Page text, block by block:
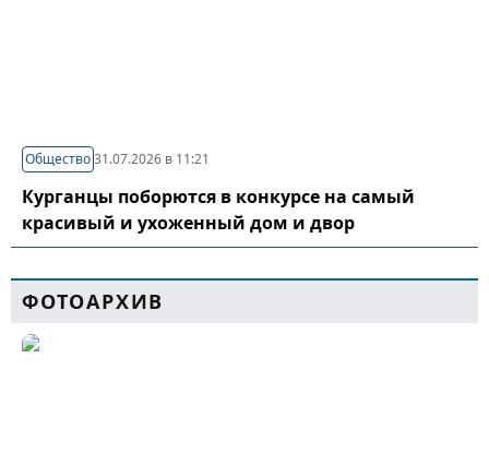
Общество31.07.2026 в 11:21
Курганцы поборются в конкурсе на самый
красивый и ухоженный дом и двор
ФОТОАРХИВ